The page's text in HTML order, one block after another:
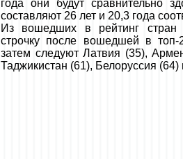
года они будут сравнительно
составляют 26 лет и 20,3 года
Из вошедших в рейтинг
строчку после вошедшей в топ-
затем следуют Латвия (35),
Таджикистан (61), Белоруссия